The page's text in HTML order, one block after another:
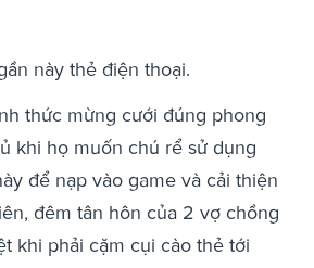
này thẻ điện thoại.
thức mừng cưới đúng phong
khi họ muốn chú rể sử dụng
để nạp vào game và cải thiện
đêm tân hôn của 2 vợ chồng
khi phải cặm cụi cào thẻ tới